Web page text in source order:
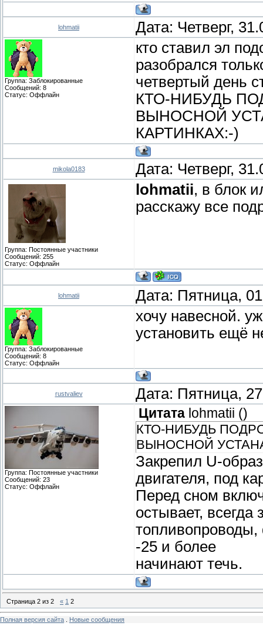
lohmatii Дата: Четверг,
Группа: Заблокированные
Сообщений: 8
Статус: Оффлайн
кто ставил эл
разобрался
четвертый день
КТО-НИБУДЬ
ВЫНОСНОЙ
КАРТИНКАХ:-)
mikola0183 Дата: Четверг,
Группа: Постоянные участники
Сообщений: 255
Статус: Оффлайн
lohmatii, в блок
расскажу все
lohmatii Дата: Пятница,
Группа: Заблокированные
Сообщений: 8
Статус: Оффлайн
хочу навесной.
установить ещё
rustvaliev Дата: Пятница,
Группа: Постоянные участники
Сообщений: 23
Статус: Оффлайн
Цитата lohmatii ()
КТО-НИБУДЬ
ВЫНОСНОЙ
Закрепил U-
двигателя, под
Перед сном
остывает, всегда
топливопроводы,
-25 и более
начинают течь.
Страница 2 из 2 « 1 2
Полная версия сайта Новые сообщения